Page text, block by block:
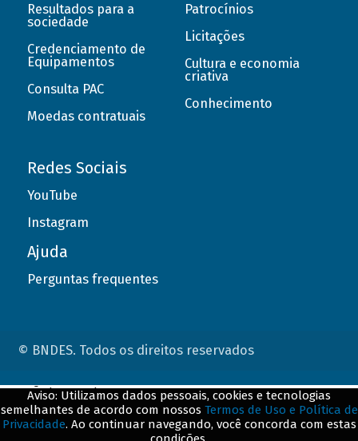
Resultados para a
sociedade
Credenciamento de
Equipamentos
Consulta PAC
Moedas contratuais
Patrocínios
Licitações
Cultura e economia
criativa
Conhecimento
Redes Sociais
YouTube
Instagram
Ajuda
Perguntas frequentes
© BNDES. Todos os direitos reservados
Aviso: Utilizamos dados pessoais, cookies e tecnologias
semelhantes de acordo com nossos Termos de Uso e Política de
Privacidade. Ao continuar navegando, você concorda com estas
ConteÃºdo complementar
${title}${badge}